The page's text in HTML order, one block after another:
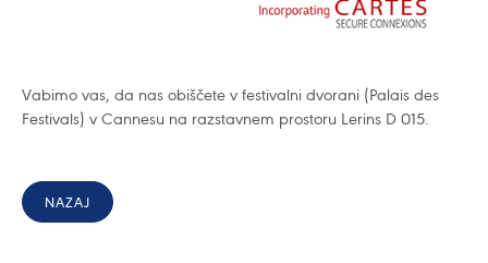
Vabimo vas, da nas obiščete v festivalni dvorani (Palais des
Festivals) v Cannesu na razstavnem prostoru Lerins D 015.
NAZAJ